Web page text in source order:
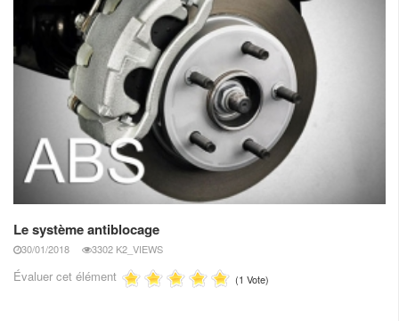
Le système antiblocage
30/01/2018 3302 K2_VIEWS
Évaluer cet élément (1 Vote)